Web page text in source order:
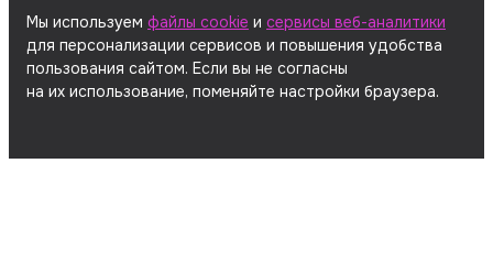
Мы используем файлы cookie и сервисы веб-аналитики
для персонализации сервисов и повышения удобства
пользования сайтом. Если вы не согласны
на их использование, поменяйте настройки браузера.